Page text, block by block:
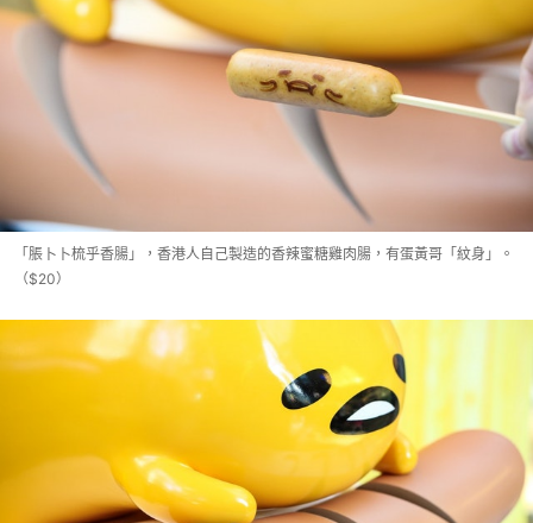
「脹卜卜梳乎香腸」，香港人自己製造的香辣蜜糖雞肉腸，有蛋黃哥「紋身」。
（$20）